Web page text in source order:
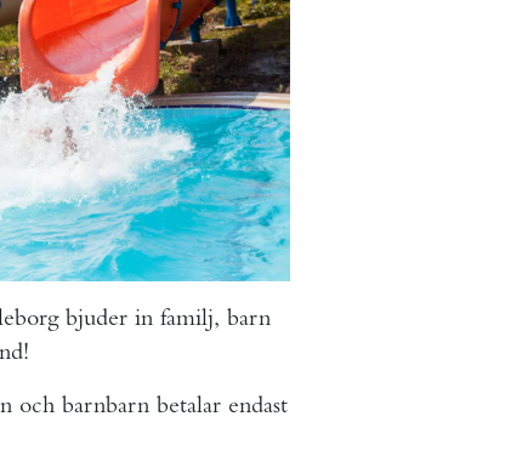
bjuder in familj, barn
och barnbarn betalar endast